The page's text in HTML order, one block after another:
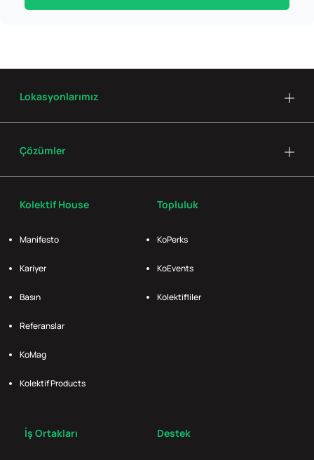
Kolektif House
Manifesto
Kariyer
Basın
Referanslar
KoMag
Kolektif Products
Topluluk
KoPerks
KoEvents
Kolektifliler
İş Ortakları Destek
Lokasyonlarımız
Çözümler